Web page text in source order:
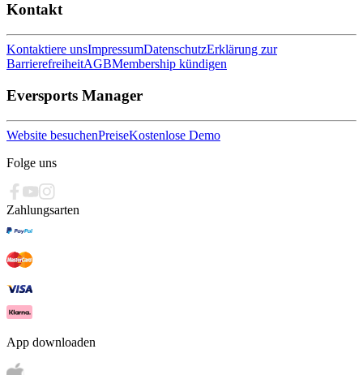
Kontakt
Kontaktiere unsImpressumDatenschutzErklärung zur
BarrierefreiheitAGBMembership kündigen
Eversports Manager
Website besuchenPreiseKostenlose Demo
Folge uns
Zahlungsarten
App downloaden